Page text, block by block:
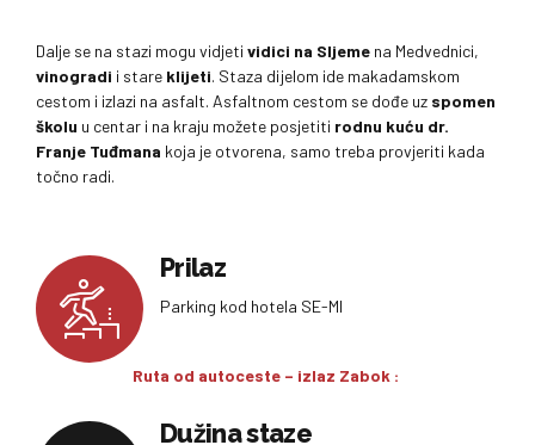
Dalje se na stazi mogu vidjeti vidici na Sljeme na Medvednici,
vinogradi i stare klijeti. Staza dijelom ide makadamskom
cestom i izlazi na asfalt. Asfaltnom cestom se dođe uz spomen
školu u centar i na kraju možete posjetiti rodnu kuću dr.
Franje Tuđmana koja je otvorena, samo treba provjeriti kada
točno radi.
Prilaz
Parking kod hotela SE-MI
Ruta od autoceste – izlaz Zabok :
Dužina staze